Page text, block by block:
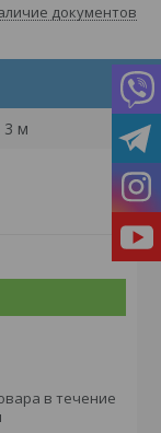
документов
3 м
в течение